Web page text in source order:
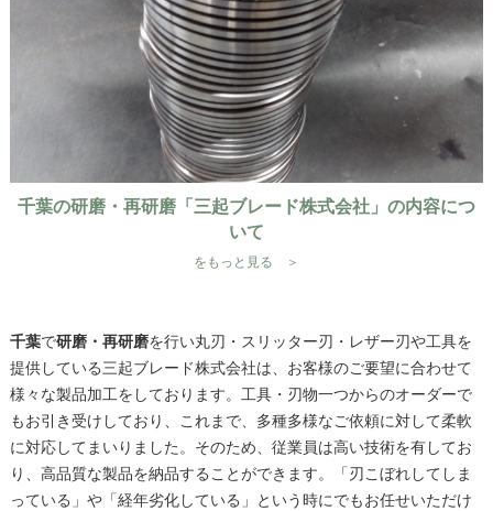
千葉の研磨・再研磨「三起ブレード株式会社」の内容につ
いて
をもっと見る ＞
千葉で研磨・再研磨を行い丸刃・スリッター刃・レザー刃や工具を
提供している三起ブレード株式会社は、お客様のご要望に合わせて
様々な製品加工をしております。工具・刃物一つからのオーダーで
もお引き受けしており、これまで、多種多様なご依頼に対して柔軟
に対応してまいりました。そのため、従業員は高い技術を有してお
り、高品質な製品を納品することができます。「刃こぼれしてしま
っている」や「経年劣化している」という時にでもお任せいただけ